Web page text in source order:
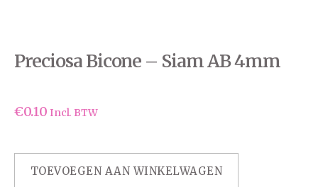
Preciosa Bicone – Siam AB 4mm
€0.10 Incl. BTW
TOEVOEGEN AAN WINKELWAGEN